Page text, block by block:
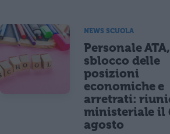
NEWS SCUOLA
Personale ATA,
sblocco delle
posizioni
economiche e
arretrati:
ministeriale il
agosto